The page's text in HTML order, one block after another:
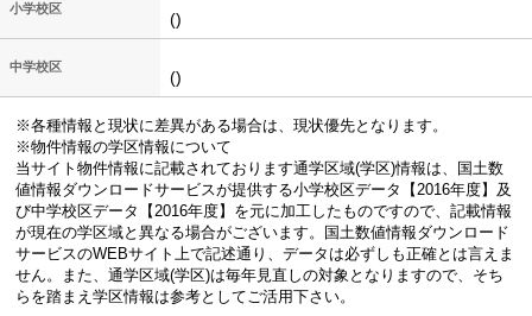
小学校区
()
中学校区
()
※各種情報と現状に差異がある場合は、現状優先となります。
※物件情報の学区情報について
当サイト物件情報に記載されております通学区域(学区)情報は、国土数
値情報ダウンロードサービスが提供する小学校区データ【2016年度】及
び中学校区データ【2016年度】を元に加工したものですので、記載情報
が現在の学区域と異なる場合がございます。国土数値情報ダウンロード
サービスのWEBサイト上で記述通り、データは必ずしも正確とは言えま
せん。また、通学区域(学区)は毎年見直しの対象となりますので、そち
らを踏まえ学区情報は参考としてご活用下さい。